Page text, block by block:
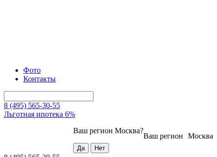
Фото
Контакты
8 (495) 565-30-55
Льготная ипотека 6%
Москва
Ваш регион
Ваш регион Москва?